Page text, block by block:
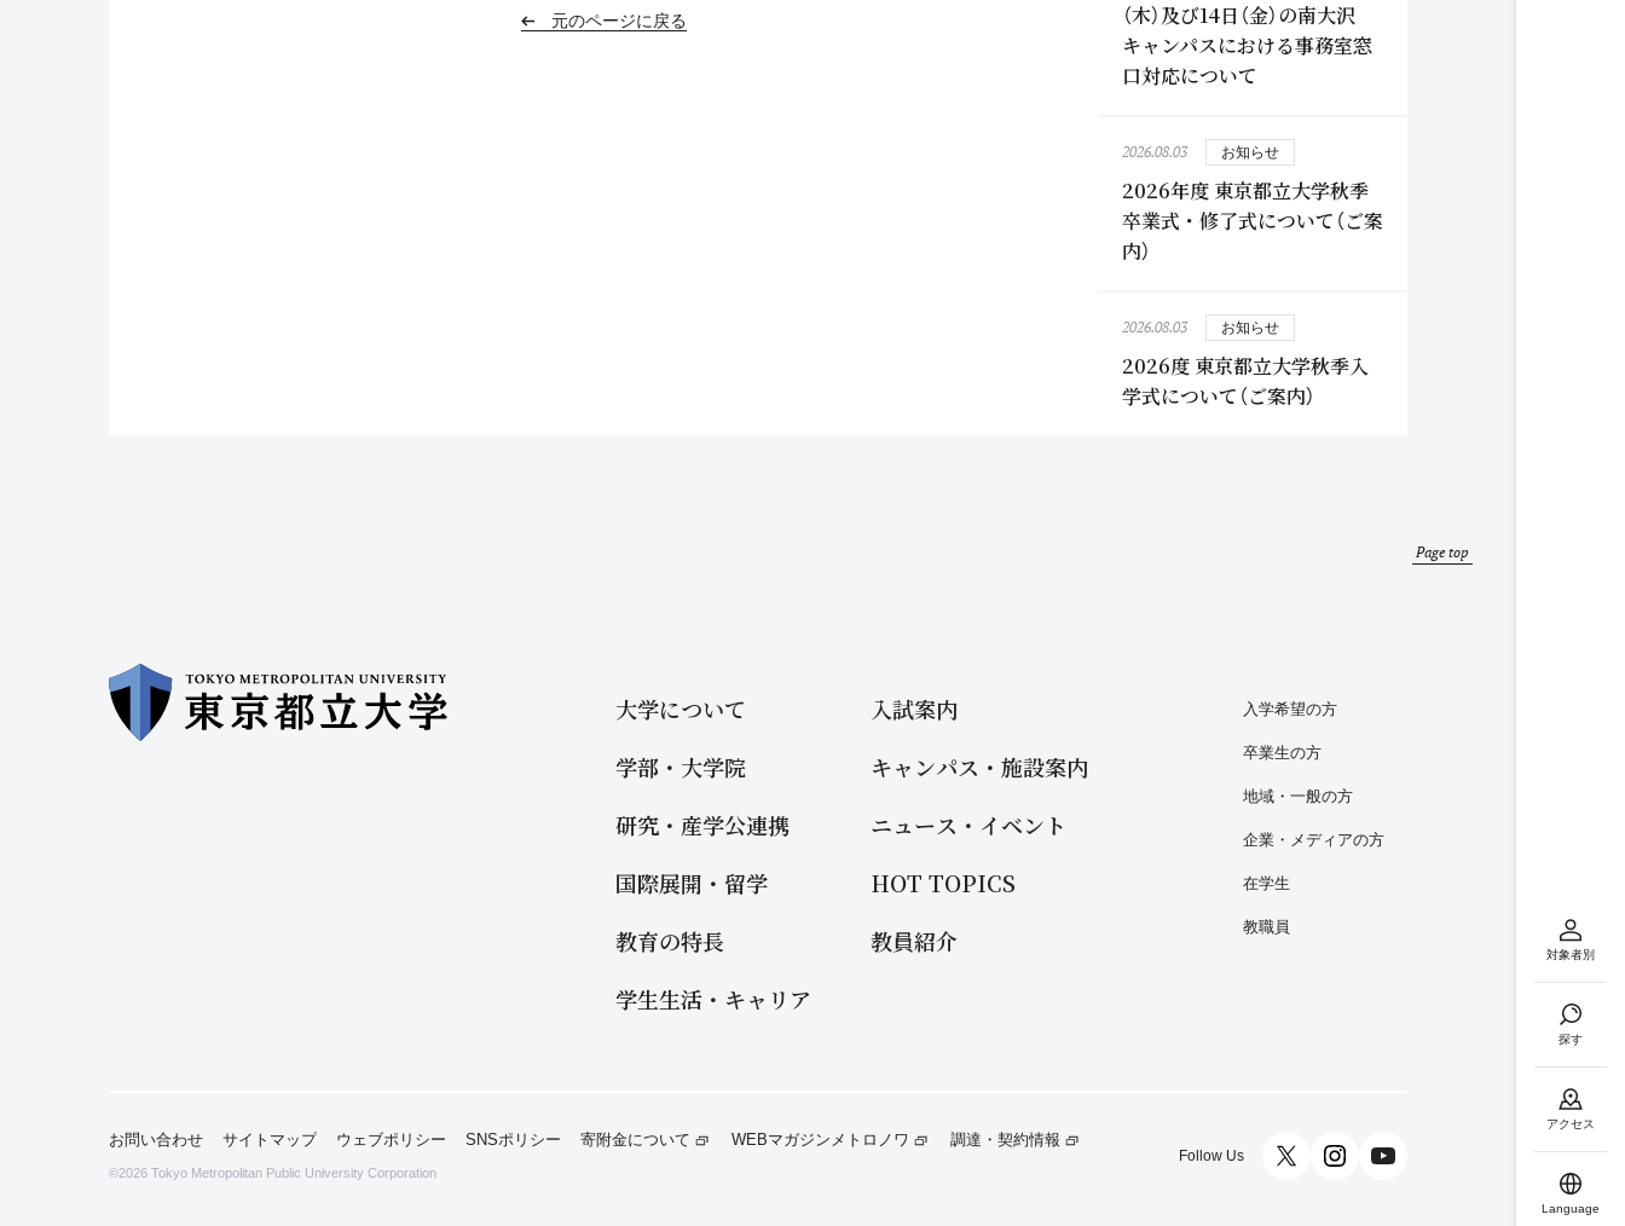
対象者別
探す
アクセス
Language
元のページに戻る
（木）及び14日（金）の南大沢
キャンパスにおける事務室窓
口対応について
2026.08.03 お知らせ
2026年度 東京都立大学秋季
卒業式・修了式について（ご案
内）
2026.08.03 お知らせ
2026度 東京都立大学秋季入
学式について（ご案内）
Page top
大学について
学部・大学院
研究・産学公連携
国際展開・留学
教育の特長
学生生活・キャリア
入試案内
キャンパス・施設案内
ニュース・イベント
HOT TOPICS
教員紹介
入学希望の方
卒業生の方
地域・一般の方
企業・メディアの方
在学生
教職員
お問い合わせ サイトマップ ウェブポリシー SNSポリシー 寄附金について WEBマガジンメトロノワ 調達・契約情報
©2026 Tokyo Metropolitan Public University Corporation
Follow Us